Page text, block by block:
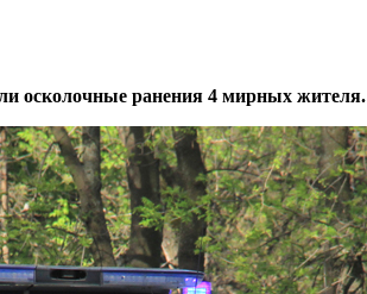
осколочные ранения 4 мирных жителя.